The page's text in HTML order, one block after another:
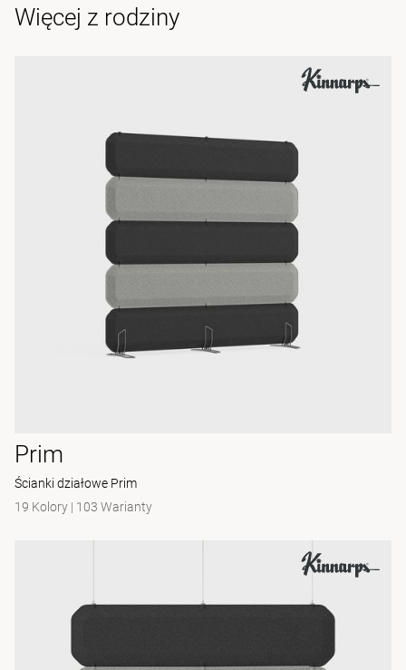
Więcej z rodziny
Prim
Ścianki działowe Prim
19 Kolory | 103 Warianty